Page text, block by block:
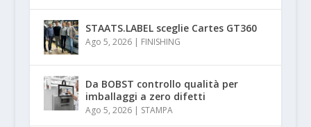
STAATS.LABEL sceglie Cartes GT360
Ago 5, 2026| FINISHING
Da BOBST controllo qualità per
imballaggi a zero difetti
Ago 5, 2026| STAMPA